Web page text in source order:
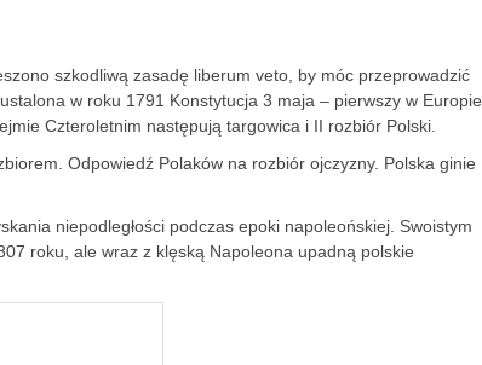
szkodliwą zasadę liberum veto, by móc przeprowadzić
w roku 1791 Konstytucja 3 maja – pierwszy w Europie
Czteroletnim następują targowica i II rozbiór Polski.
Odpowiedź Polaków na rozbiór ojczyzny. Polska ginie
niepodległości podczas epoki napoleońskiej. Swoistym
roku, ale wraz z klęską Napoleona upadną polskie